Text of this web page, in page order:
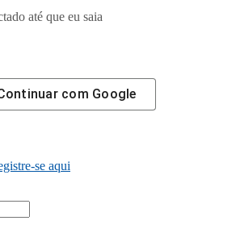
até que eu saia
com Google
se aqui